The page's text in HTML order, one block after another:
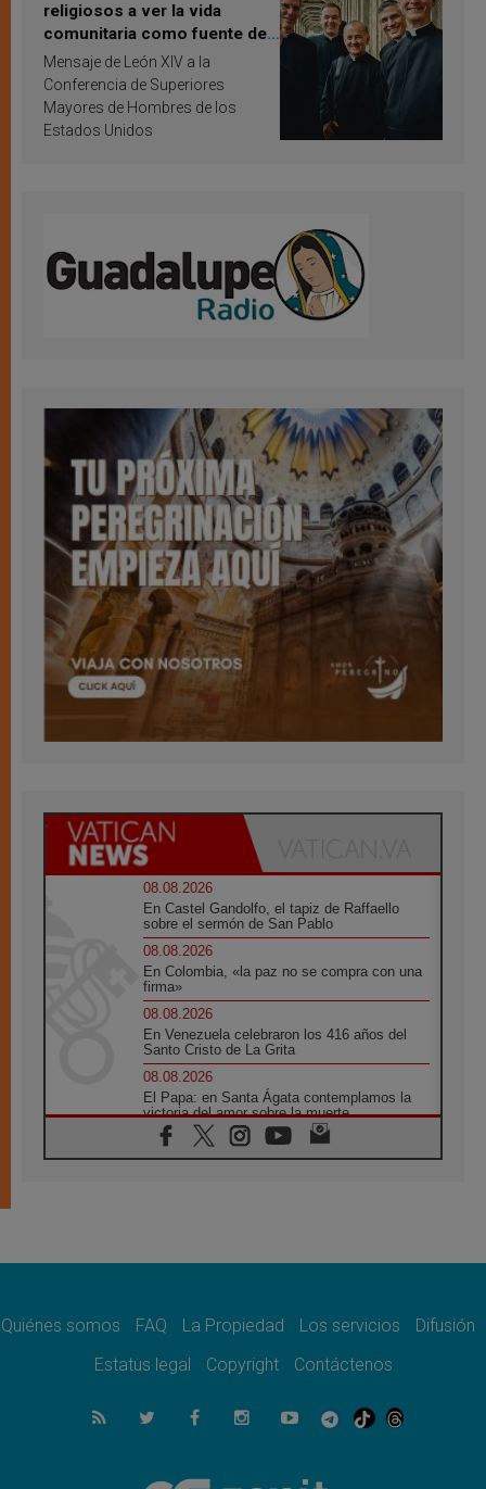
religiosos a ver la vida
comunitaria como fuente de
inspiración y santificación
Mensaje de León XIV a la
Conferencia de Superiores
Mayores de Hombres de los
Estados Unidos
08.08.2026
En Castel Gandolfo, el tapiz de Raffaello
sobre el sermón de San Pablo
08.08.2026
En Colombia, «la paz no se compra con una
firma»
08.08.2026
En Venezuela celebraron los 416 años del
Santo Cristo de La Grita
08.08.2026
El Papa: en Santa Ágata contemplamos la
victoria del amor sobre la muerte
08.08.2026
León XIV visitará el Santuario de la Madre
07.08.2026
07.08.2026
el compromiso del cristiano"
La matanza de niños en Gaza no cesa: 300
muertos en 300 días
Tagle: La guerra desfigura el mundo, solo la
Quiénes somos FAQ La Propiedad Los servicios
Difusión
Estatus legal
Copyright Contáctenos